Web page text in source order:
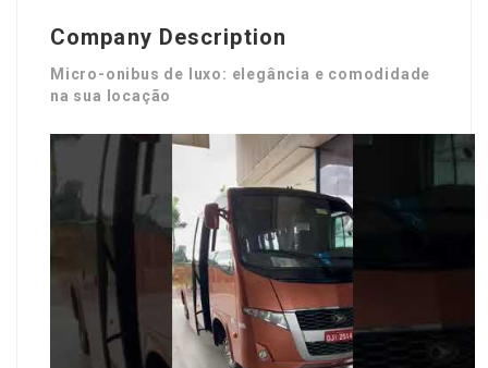
Company Description
Micro-onibus de luxo: elegância e comodidade
na sua locação